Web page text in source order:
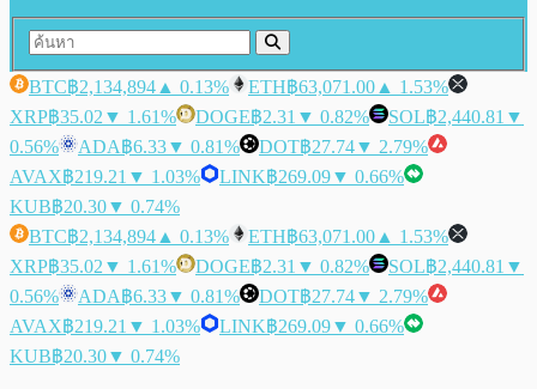
BTC฿2,134,894 ▲ 0.13% ETH฿63,071.00 ▲ 1.53%
XRP฿35.02 ▼ 1.61% DOGE฿2.31 ▼ 0.82% SOL฿2,440.81 ▼
0.56%
ADA฿6.33▼ 0.81% DOT฿27.74▼ 2.79%
AVAX฿219.21 ▼ 1.03% LINK฿269.09▼ 0.66%
KUB฿20.30▼ 0.74%
BTC฿2,134,894 ▲ 0.13% ETH฿63,071.00 ▲ 1.53%
XRP฿35.02 ▼ 1.61% DOGE฿2.31 ▼ 0.82% SOL฿2,440.81 ▼
0.56%
ADA฿6.33▼ 0.81% DOT฿27.74▼ 2.79%
AVAX฿219.21 ▼ 1.03% LINK฿269.09▼ 0.66%
KUB฿20.30▼ 0.74%